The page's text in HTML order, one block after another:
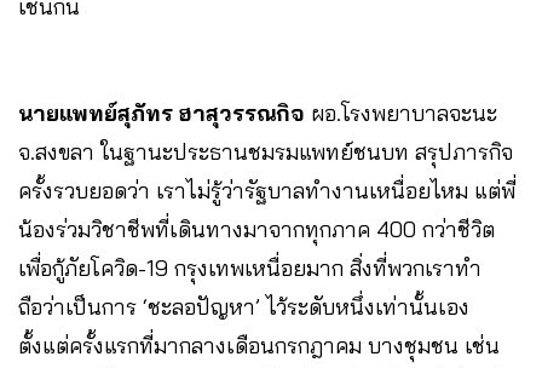
เช่นกัน
นายแพทย์สุภัทร ฮาสุวรรณกิจ ผอ.โรงพยาบาลจะนะ
จ.สงขลา ในฐานะประธานชมรมแพทย์ชนบท สรุปภารกิจ
ครั้งรวบยอดว่า เราไม่รู้ว่ารัฐบาลทำงานเหนื่อยไหม แต่พี่
น้องร่วมวิชาชีพที่เดินทางมาจากทุกภาค 400 กว่าชีวิต
เพื่อกู้ภัยโควิด-19 กรุงเทพเหนื่อยมาก สิ่งที่พวกเราทำ
ถือว่าเป็นการ ‘ชะลอปัญหา’ ไว้ระดับหนึ่งเท่านั้นเอง
ตั้งแต่ครั้งแรกที่มากลางเดือนกรกฎาคม บางชุมชน เช่น